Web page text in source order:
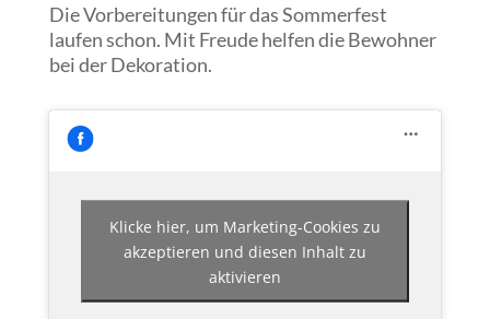
Die Vorbereitungen für das Sommerfest
laufen schon. Mit Freude helfen die Bewohner
bei der Dekoration.
Klicke hier, um Marketing-Cookies zu
akzeptieren und diesen Inhalt zu
aktivieren